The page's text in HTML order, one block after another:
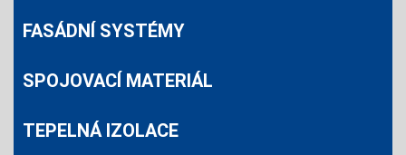
FASÁDNÍ SYSTÉMY
SPOJOVACÍ MATERIÁL
TEPELNÁ IZOLACE